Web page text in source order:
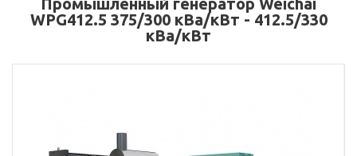
WPG412.5 375/300 кВа/кВт - 412.5/330
кВа/кВт